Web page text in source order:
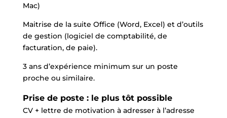
Mac)
Maitrise de la suite Office (Word, Excel) et d’outils
de gestion (logiciel de comptabilité, de
facturation, de paie).
3 ans d’expérience minimum sur un poste
proche ou similaire.
Prise de poste : le plus tôt possible
CV + lettre de motivation à adresser à l’adresse